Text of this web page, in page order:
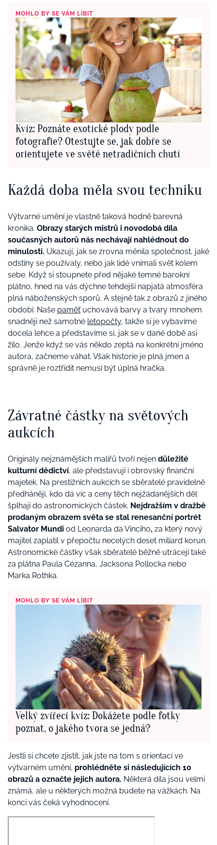
MOHLO BY SE VÁM LÍBIT
Kvíz: Poznáte exotické plody podle
fotografie? Otestujte se, jak dobře se
orientujete ve světě netradičních chutí
Každá doba měla svou techniku
Výtvarné umění je vlastně taková hodně barevná
kronika. Obrazy starých mistrů i novodobá díla
současných autorů nás nechávají nahlédnout do
minulosti. Ukazují, jak se zrovna měnila společnost, jaké
odstíny se používaly, nebo jak lidé vnímali svět kolem
sebe. Když si stoupnete před nějaké temné barokní
plátno, hned na vás dýchne tehdejší napjatá atmosféra
plná náboženských sporů. A stejně tak z obrazů z jiného
období. Naše paměťuchovává barvy a tvary mnohem
snadněji než samotné letopočty, takže si je vybavíme
docela lehce a představíme si, jak se v dané době asi
žilo. Jenže když se vás někdo zeptá na konkrétní jméno
autora, začneme váhat. Však historie je plná jmen a
správně je roztřídit nemusí být úplná hračka.
Závratné částky na světových
aukcích
Originály nejznámějších malířů tvoří nejen důležité
kulturní dědictví, ale představují i obrovský finanční
majetek. Na prestižních aukcích se sběratelé pravidelně
předhánějí, kdo dá víc a ceny těch nejžádanějších děl
šplhají do astronomických částek. Nejdražším v dražbě
prodaným obrazem světa se stal renesanční portrét
Salvator Mundi od Leonarda da Vinciho, za který nový
majitel zaplatil v přepočtu necelých deset miliard korun.
Astronomické částky však sběratelé běžně utrácejí také
za plátna Paula Cézanna, Jacksona Pollocka nebo
Marka Rothka.
MOHLO BY SE VÁM LÍBIT
Velký zvířecí kvíz: Dokážete podle fotky
poznat, o jakého tvora se jedná?
Jestli si chcete zjistit, jak jste na tom s orientací ve
výtvarném umění, prohlédněte si následujících 10
obrazů a označte jejich autora. Některá díla jsou velmi
známá, ale u některých možná budete na vážkách. Na
konci vás čeká vyhodnocení.